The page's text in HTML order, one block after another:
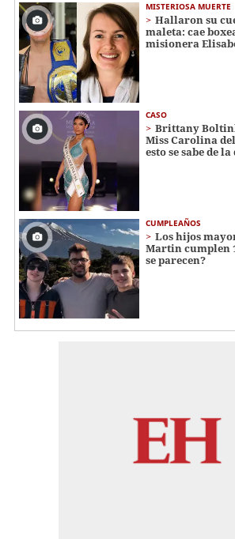
MISTERIOSA MUERTE
Hallaron su
maleta: cae
misionera
CASO
Brittany
Miss Carolina
esto se sabe de
CUMPLEAÑOS
Los hijos
Martin cumplen
se parecen?